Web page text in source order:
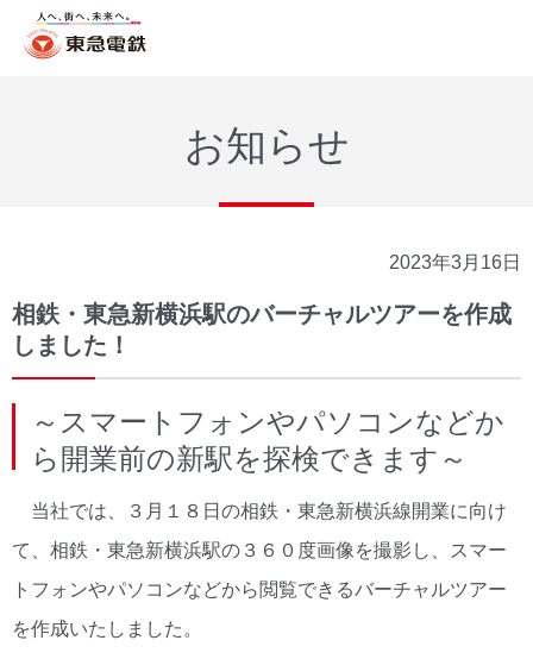
お知らせ
2023年3月16日
相鉄・東急新横浜駅のバーチャルツアーを作成
しました！
～スマートフォンやパソコンなどか
ら開業前の新駅を探検できます～
当社では、３月１８日の相鉄・東急新横浜線開業に向け
て、相鉄・東急新横浜駅の３６０度画像を撮影し、スマー
トフォンやパソコンなどから閲覧できるバーチャルツアー
を作成いたしました。